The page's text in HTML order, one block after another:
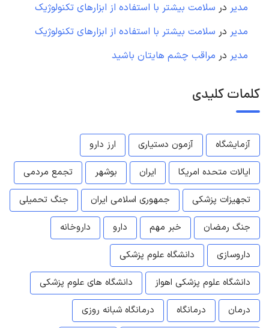
مدیر در سلامت بیشتر با استفاده از ابزارهای تکنولوژیک
مدیر در سلامت بیشتر با استفاده از ابزارهای تکنولوژیک
مدیر در مراقب چشم هایتان باشید
کلمات کلیدی
آزمایشگاه آزمون دستیاری
ارز دارو
ایالات متحده امریکا
ایران بوشهر
تجمع مردمی
تجهیزات پزشکی
جمهوری اسلامی ایران
جنگ تحمیلی
جنگ رمضان
خبر مهم دارو
داروخانه
داروسازی
دانشگاه علوم پزشکی
دانشگاه علوم پزشکی اهواز
دانشگاه های علوم پزشکی
درمان
درمانگاه
درمانگاه شبانه روزی